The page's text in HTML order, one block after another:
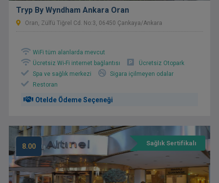
Tryp By Wyndham Ankara Oran
Oran, Zülfü Tiğrel Cd. No:3, 06450 Çankaya/Ankara
WiFi tüm alanlarda mevcut
Ücretsiz Wi-Fi internet bağlantısı
Ücretsiz Otopark
Spa ve sağlık merkezi
Sigara içilmeyen odalar
Restoran
Otelde Ödeme Seçeneği
8.00 Sağlık Sertifikalı